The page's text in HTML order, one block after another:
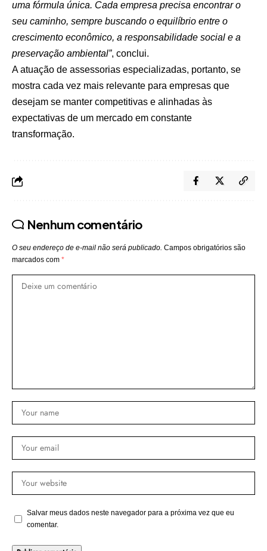
uma fórmula única. Cada empresa precisa encontrar o
seu caminho, sempre buscando o equilíbrio entre o
crescimento econômico, a responsabilidade social e a
preservação ambiental”, conclui.
A atuação de assessorias especializadas, portanto, se
mostra cada vez mais relevante para empresas que
desejam se manter competitivas e alinhadas às
expectativas de um mercado em constante
transformação.
Nenhum comentário
O seu endereço de e-mail não será publicado. Campos obrigatórios são
marcados com *
Salvar meus dados neste navegador para a próxima vez que eu
comentar.